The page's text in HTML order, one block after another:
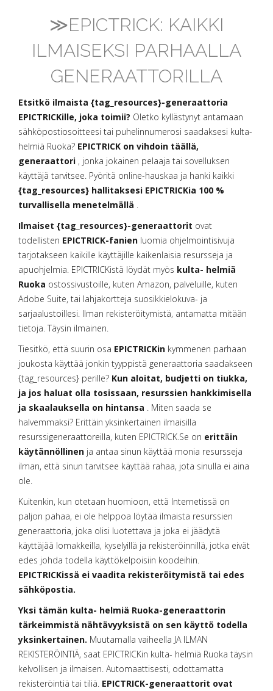
≫EPICTRICK: KAIKKI
ILMAISEKSI PARHAALLA
GENERAATTORILLA
Etsitkö ilmaista {tag_resources}-generaattoria
EPICTRICKille, joka toimii? Oletko kyllästynyt antamaan
sähköpostiosoitteesi tai puhelinnumerosi saadaksesi kulta-
helmiä Ruoka? EPICTRICK on vihdoin täällä,
generaattori , jonka jokainen pelaaja tai sovelluksen
käyttäjä tarvitsee. Pyöritä online-hauskaa ja hanki kaikki
{tag_resources} hallitaksesi EPICTRICKia 100 %
turvallisella menetelmällä .
Ilmaiset {tag_resources}-generaattorit ovat
todellisten EPICTRICK-fanien luomia ohjelmointisivuja
tarjotakseen kaikille käyttäjille kaikenlaisia resursseja ja
apuohjelmia. EPICTRICKistä löydät myös kulta- helmiä
Ruoka ostossivustoille, kuten Amazon, palveluille, kuten
Adobe Suite, tai lahjakortteja suosikkielokuva- ja
sarjaalustoillesi. Ilman rekisteröitymistä, antamatta mitään
tietoja. Täysin ilmainen.
Tiesitkö, että suurin osa EPICTRICKin kymmenen parhaan
joukosta käyttää jonkin tyyppistä generaattoria saadakseen
{tag_resources} perille? Kun aloitat, budjetti on tiukka,
ja jos haluat olla tosissaan, resurssien hankkimisella
ja skaalauksella on hintansa . Miten saada se
halvemmaksi? Erittäin yksinkertainen ilmaisilla
resurssigeneraattoreilla, kuten EPICTRICK.Se on erittäin
käytännöllinen ja antaa sinun käyttää monia resursseja
ilman, että sinun tarvitsee käyttää rahaa, jota sinulla ei aina
ole.
Kuitenkin, kun otetaan huomioon, että Internetissä on
paljon pahaa, ei ole helppoa löytää ilmaista resurssien
generaattoria, joka olisi luotettava ja joka ei jäädytä
käyttäjää lomakkeilla, kyselyillä ja rekisteröinnillä, jotka eivät
edes johda todella käyttökelpoisiin koodeihin.
EPICTRICKissä ei vaadita rekisteröitymistä tai edes
sähköpostia.
Yksi tämän kulta- helmiä Ruoka-generaattorin
tärkeimmistä nähtävyyksistä on sen käyttö todella
yksinkertainen. Muutamalla vaiheella JA ILMAN
REKISTERÖINTIÄ, saat EPICTRICKin kulta- helmiä Ruoka täysin
kelvollisen ja ilmaisen. Automaattisesti, odottamatta
rekisteröintiä tai tiliä. EPICTRICK-generaattorit ovat